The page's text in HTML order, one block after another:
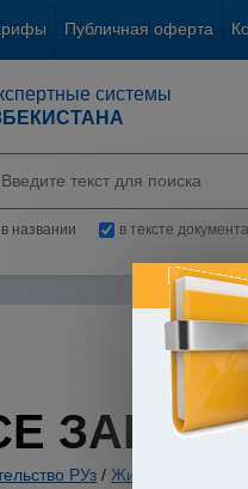
Публичная оферта
системы
в названии в тексте документа
РУз / Жилые и